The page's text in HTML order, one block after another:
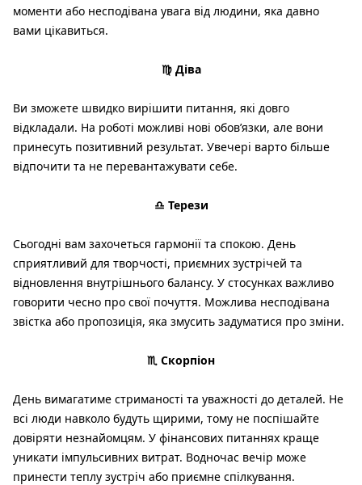
моменти або несподівана увага від людини, яка давно
вами цікавиться.
♍ Діва
Ви зможете швидко вирішити питання, які довго
відкладали. На роботі можливі нові обов’язки, але вони
принесуть позитивний результат. Увечері варто більше
відпочити та не перевантажувати себе.
♎ Терези
Сьогодні вам захочеться гармонії та спокою. День
сприятливий для творчості, приємних зустрічей та
відновлення внутрішнього балансу. У стосунках важливо
говорити чесно про свої почуття. Можлива несподівана
звістка або пропозиція, яка змусить задуматися про зміни.
♏ Скорпіон
День вимагатиме стриманості та уважності до деталей. Не
всі люди навколо будуть щирими, тому не поспішайте
довіряти незнайомцям. У фінансових питаннях краще
уникати імпульсивних витрат. Водночас вечір може
принести теплу зустріч або приємне спілкування.